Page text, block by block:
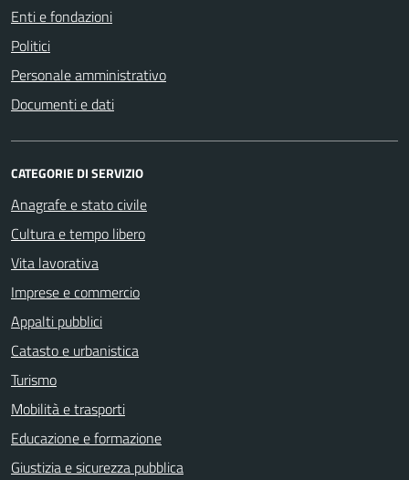
Enti e fondazioni
Politici
Personale amministrativo
Documenti e dati
CATEGORIE DI SERVIZIO
Anagrafe e stato civile
Cultura e tempo libero
Vita lavorativa
Imprese e commercio
Appalti pubblici
Catasto e urbanistica
Turismo
Mobilità e trasporti
Educazione e formazione
Giustizia e sicurezza pubblica